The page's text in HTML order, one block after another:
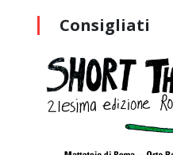
Consigliati